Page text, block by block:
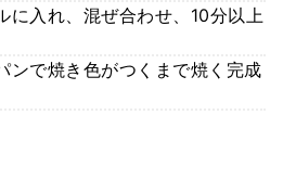
に入れ、混ぜ合わせ、10分以上
ンで焼き色がつくまで焼く完成